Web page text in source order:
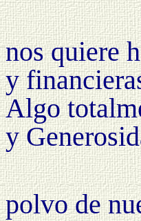
nos quiere
y
Algo
y
polvo de